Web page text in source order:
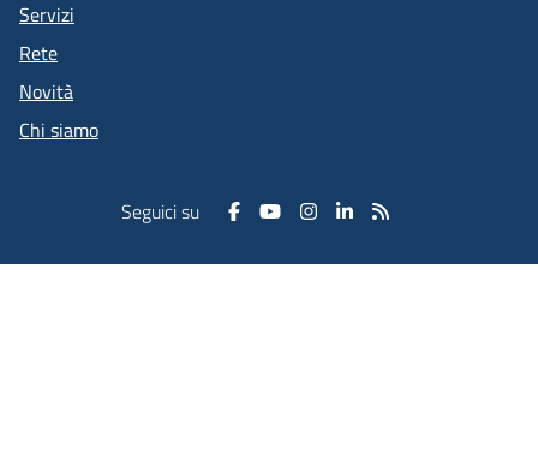
Servizi
Rete
Novità
Chi siamo
Seguici su